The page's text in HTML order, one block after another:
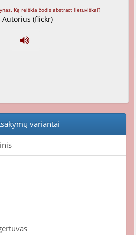
Autorius (flickr)
variantai